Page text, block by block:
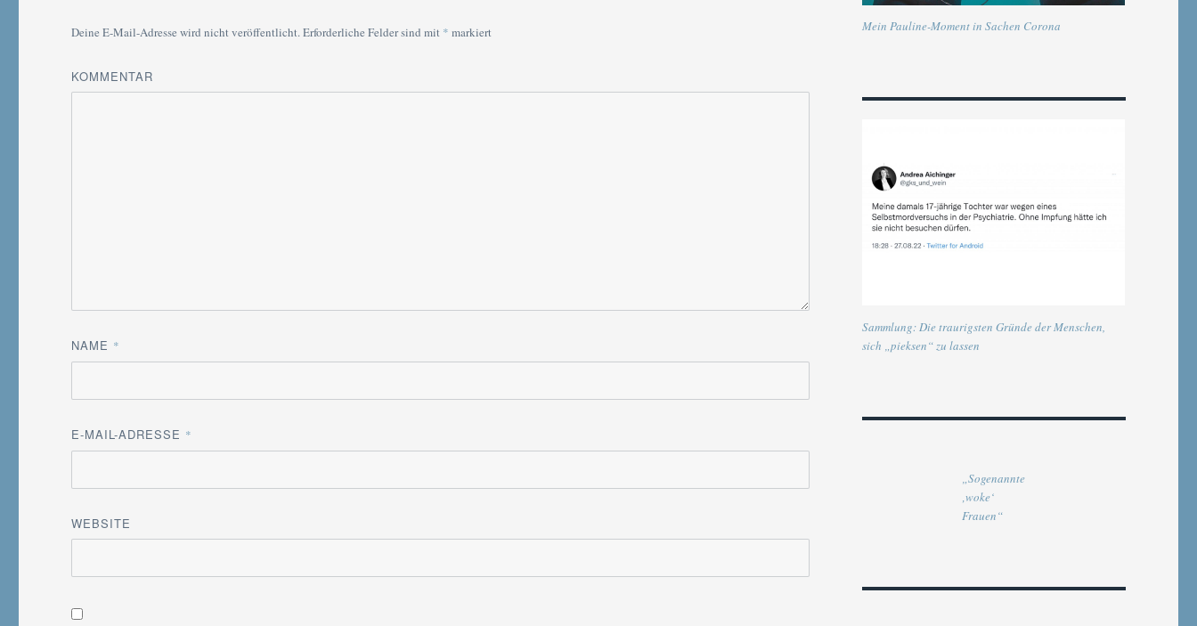
Deine E-Mail-Adresse wird nicht veröffentlicht.Erforderliche Felder sind mit * markiert
KOMMENTAR
NAME *
E-MAIL-ADRESSE *
WEBSITE
Mein Pauline-Moment in Sachen Corona
Sammlung: Die traurigsten Gründe der Menschen,
sich „pieksen“ zu lassen
„Sogenannte
‚woke‘
Frauen“